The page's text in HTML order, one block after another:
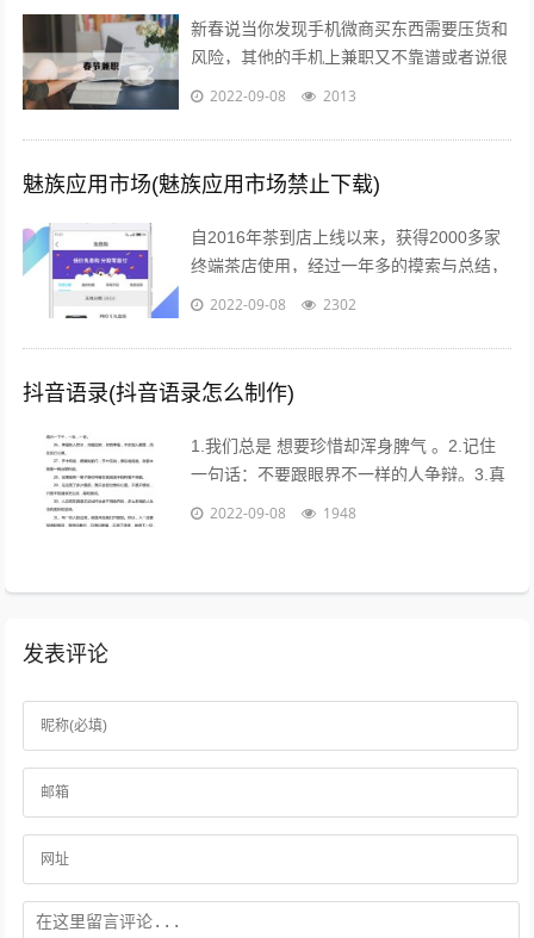
新春说当你发现手机微商买东西需要压货和
风险，其他的手机上兼职又不靠谱或者说很
不靠谱的时候，来吧，终于等到啦！新春切
2022-09-08 2013
魅族应用市场(魅族应用市场禁止下载)
自2016年茶到店上线以来，获得2000多家
终端茶店使用，经过一年多的摸索与总结，
茶到店APP Beta2.0版本于2017年4月26日
2022-09-08 2302
抖音语录(抖音语录怎么制作)
1.我们总是 想要珍惜却浑身脾气 。2.记住
一句话：不要跟眼界不一样的人争辩。3.真
的不用时刻替别人着想，不是每个人都能把
2022-09-08 1948
发表评论